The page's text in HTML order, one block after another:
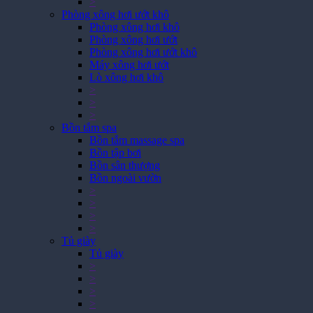
Phòng xông hơi ướt khô
Phòng xông hơi khô
Phòng xông hơi ướt
Phòng xông hơi ướt khô
Máy xông hơi ướt
Lò xông hơi khô
>
>
>
Bồn tắm spa
Bồn tắm massage spa
Bồn tập bơi
Bồn sân thượng
Bồn ngoài vườn
>
>
>
>
Tủ giày
Tủ giày
>
>
>
>